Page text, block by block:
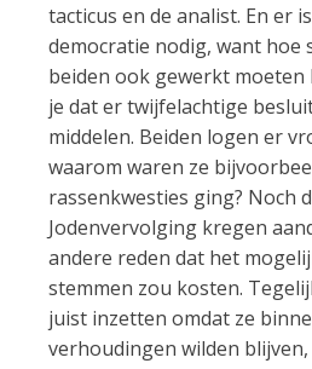
tacticus en de analist. En er
democratie nodig, want hoe
beiden ook gewerkt moeten
je dat er twijfelachtige
middelen. Beiden logen er
waarom waren ze
rassenkwesties ging? Noch
Jodenvervolging kregen
andere reden dat het
stemmen zou kosten.
juist inzetten omdat ze
verhoudingen wilden